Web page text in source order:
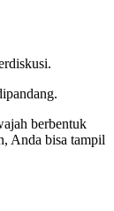
berbentuk
Anda bisa tampil